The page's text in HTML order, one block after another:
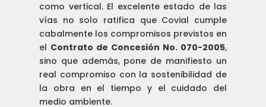
como vertical. El excelente estado de las
vías no solo ratifica que Covial cumple
cabalmente los compromisos previstos en
el Contrato de Concesión No. 070-2005,
sino que además, pone de manifiesto un
real compromiso con la sostenibilidad de
la obra en el tiempo y el cuidado del
medio ambiente.